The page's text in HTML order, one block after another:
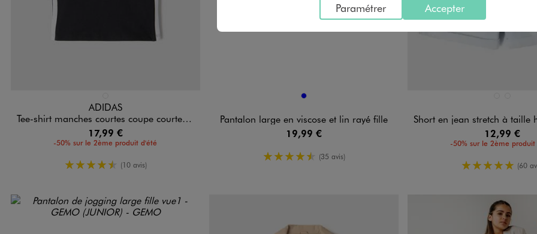
ADIDAS
Tee-shirt manches courtes coupe courte fille - Adidas
17,99 €
-50% sur le 2ème produit d'été
4.5/5 de moyenne
(10 avis)
Disponible en 1 colorisBLEU
Pantalon large en viscose et lin rayé fille
19,99 €
4.5/5 de moyenne
(35 avis)
Short en jean stretch à taille haute
12,99 €
-50% sur le 2ème produit
5/5 de (60
Accepter
Paramétrer